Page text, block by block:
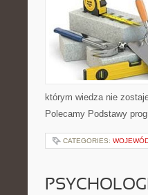
którym wiedza nie
Polecamy Podstawy
CATEGORIES: